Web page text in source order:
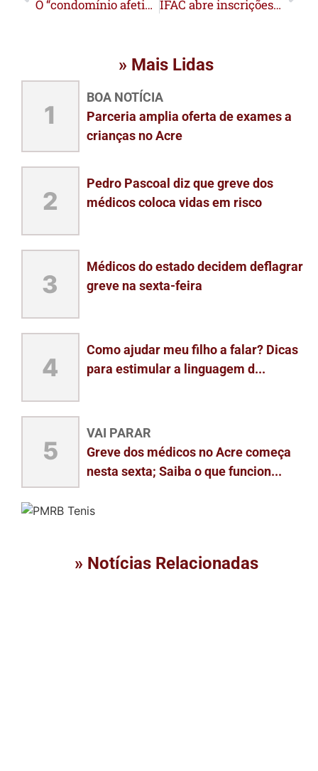
O “condomínio afetivo” dos tempos modernos
IFAC abre inscrições para 52 bolsas de pesquisa para estudantes do ensino técnico e superior
» Mais Lidas
1
BOA NOTÍCIA
Parceria amplia oferta de exames a
crianças no Acre
2
Pedro Pascoal diz que greve dos
médicos coloca vidas em risco
3
Médicos do estado decidem deflagrar
greve na sexta-feira
4
Como ajudar meu filho a falar? Dicas
para estimular a linguagem d...
5
VAI PARAR
Greve dos médicos no Acre começa
nesta sexta; Saiba o que funcion...
» Notícias Relacionadas